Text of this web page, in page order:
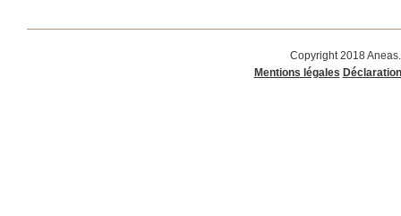
Copyright 2018
Mentions légales